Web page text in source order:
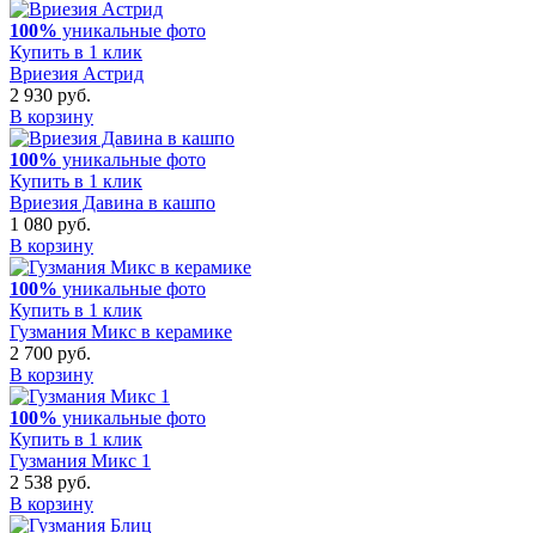
100% уникальные фото
Купить в 1 клик
Вриезия Астрид
2 930 руб.
В корзину
100% уникальные фото
Купить в 1 клик
Вриезия Давина в кашпо
1 080 руб.
В корзину
100% уникальные фото
Купить в 1 клик
Гузмания Микс в керамике
2 700 руб.
В корзину
100% уникальные фото
Купить в 1 клик
Гузмания Микс 1
2 538 руб.
В корзину